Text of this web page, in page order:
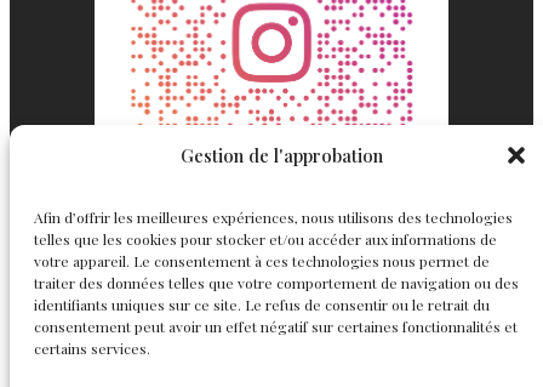
Gestion de l'approbation
Afin d’offrir les meilleures expériences, nous utilisons des technologies
telles que les cookies pour stocker et/ou accéder aux informations de
votre appareil. Le consentement à ces technologies nous permet de
traiter des données telles que votre comportement de navigation ou des
identifiants uniques sur ce site. Le refus de consentir ou le retrait du
consentement peut avoir un effet négatif sur certaines fonctionnalités et
certains services.Englemond